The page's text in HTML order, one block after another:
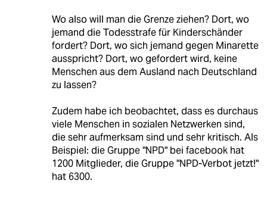
Wo also will man die Grenze ziehen? Dort, wo
jemand die Todesstrafe für Kinderschänder
fordert? Dort, wo sich jemand gegen Minarette
ausspricht? Dort, wo gefordert wird, keine
Menschen aus dem Ausland nach Deutschland
zu lassen?
Zudem habe ich beobachtet, dass es durchaus
viele Menschen in sozialen Netzwerken sind,
die sehr aufmerksam sind und sehr kritisch. Als
Beispiel: die Gruppe "NPD" bei facebook hat
1200 Mitglieder, die Gruppe "NPD-Verbot jetzt!"
hat 6300.